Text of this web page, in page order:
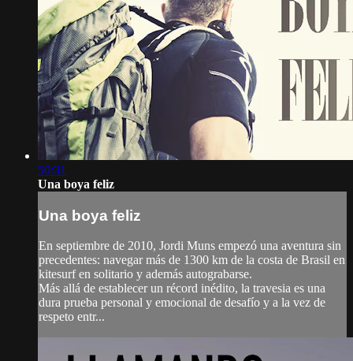
50:31
Una boya feliz
Una boya feliz
En septiembre de 2010, Jordi Muns empezó una aventura sin
precedentes: navegar más de 1300 km de la costa de Brasil en
kitesurf en solitario y además autograbarse.
Más allá de establecer un récord inédito, la travesia es una
dura prueba personal y emocional de desafío y a la vez de
respeto entr...